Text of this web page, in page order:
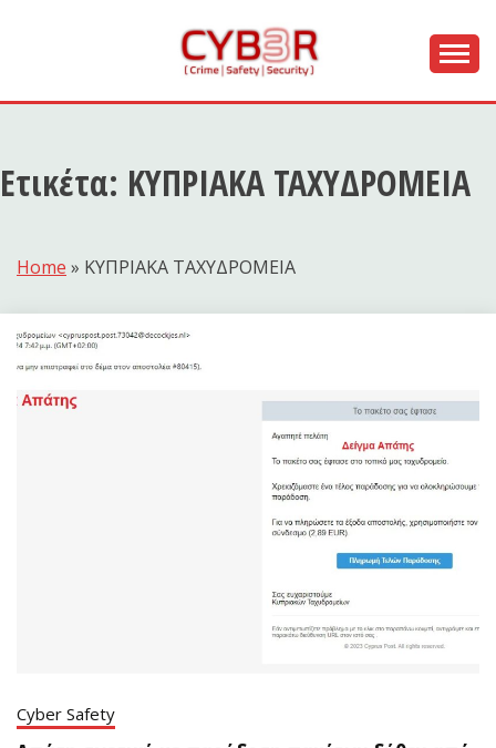
CYB3R
Ετικέτα: ΚΥΠΡΙΑΚΑ ΤΑΧΥΔΡΟΜΕΙΑ
Home » ΚΥΠΡΙΑΚΑ ΤΑΧΥΔΡΟΜΕΙΑ
Cyber Safety